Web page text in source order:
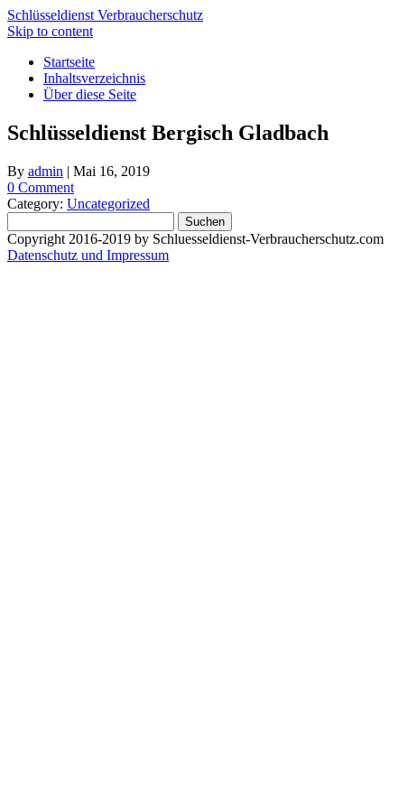
Schlüsseldienst Verbraucherschutz
Skip to content
Startseite
Inhaltsverzeichnis
Über diese Seite
Schlüsseldienst Bergisch Gladbach
By admin | Mai 16, 2019
0 Comment
Category: Uncategorized
nach:
Copyright 2016-2019 by Schluesseldienst-Verbraucherschutz.com
Datenschutz und Impressum